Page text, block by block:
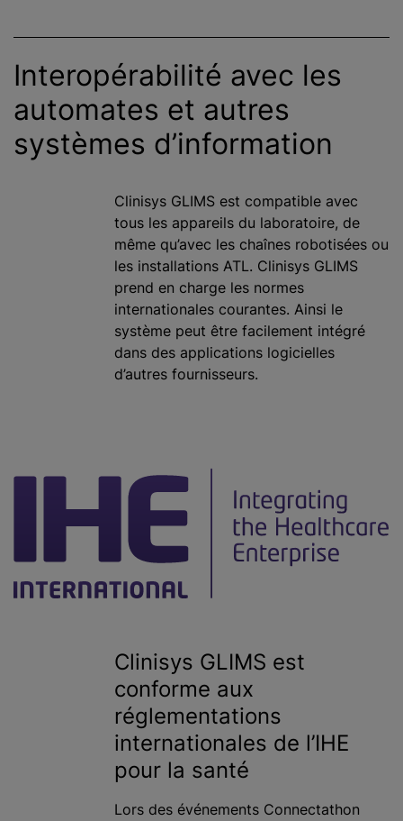
Interopérabilité avec les
automates et autres
systèmes d’information
Clinisys GLIMS est compatible avec
tous les appareils du laboratoire, de
même qu’avec les chaînes robotisées ou
les installations ATL. Clinisys GLIMS
prend en charge les normes
internationales courantes. Ainsi le
système peut être facilement intégré
dans des applications logicielles
d’autres fournisseurs.
Clinisys GLIMS est
conforme aux
réglementations
internationales de l’IHE
pour la santé
Lors des événements Connectathon